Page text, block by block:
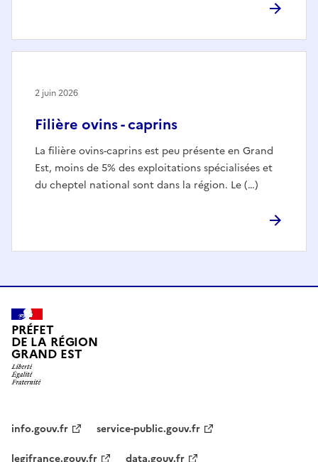
Filière ovins - caprins
La filière ovins-caprins est peu présente en Grand
Est, moins de 5% des exploitations spécialisées et
du cheptel national sont dans la région. Le (…)
2 juin 2026
PRÉFET
DE LA RÉGION
GRAND EST
info.gouv.fr
service-public.gouv.fr
legifrance.gouv.fr
data.gouv.fr